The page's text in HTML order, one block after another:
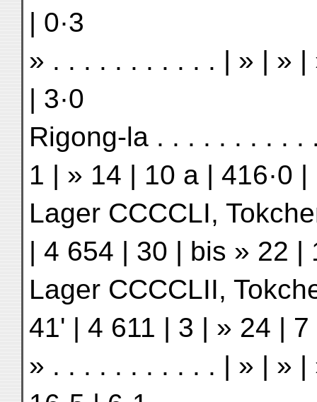
| 0·3
» . . . . . . . . . . . | » | » |
| 3·0
Rigong-la . . . . . . . . . .
1 | » 14 | 10 a | 416·0 |
Lager CCCCLI,
| 4 654 | 30 | bis » 22 |
Lager CCCCLII,
41' | 4 611 | 3 | » 24 | 7
» . . . . . . . . . . . | » | » |